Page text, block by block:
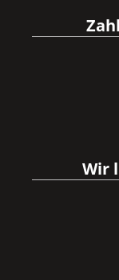
Wir